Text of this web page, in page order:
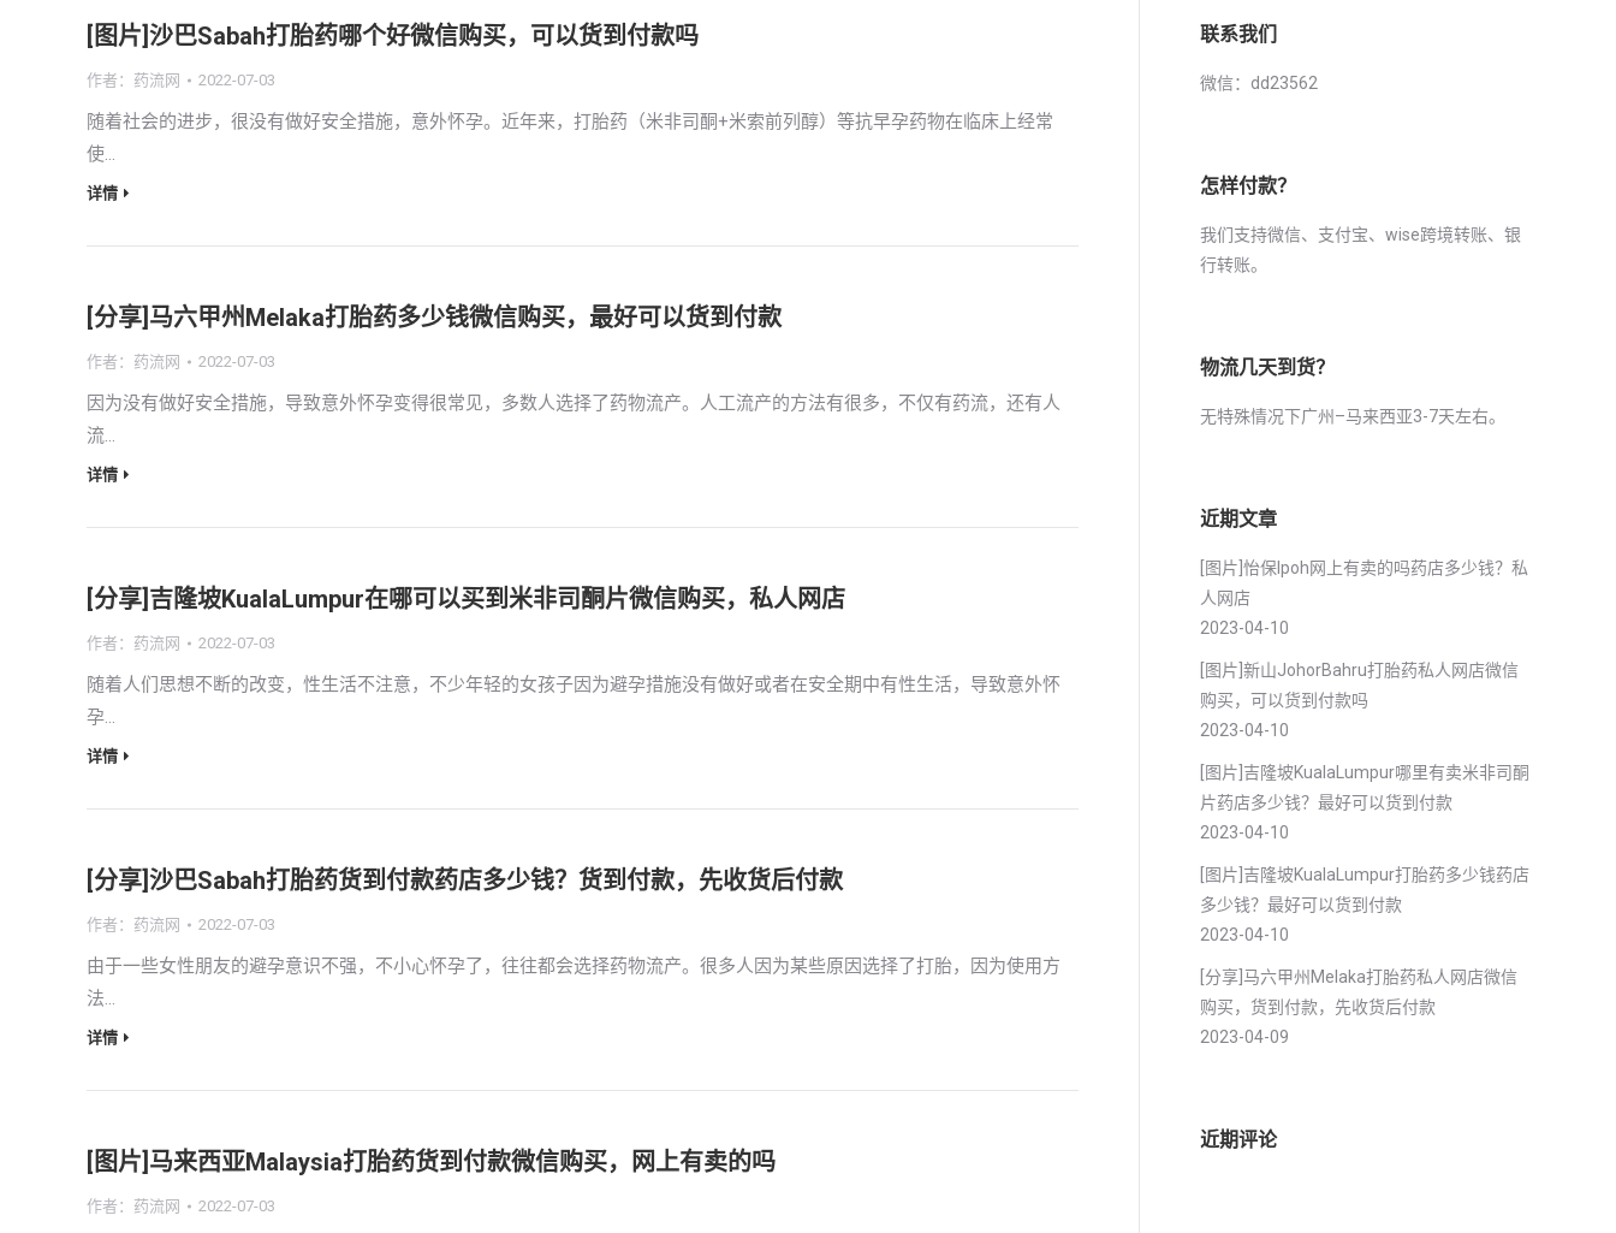
[图片]沙巴Sabah打胎药哪个好微信购买，可以货到付款吗
作者： 药流网 2022-07-03
随着社会的进步，很没有做好安全措施，意外怀孕。近年来，打胎药（米非司酮+米索前列醇）等抗早孕药物在临床上经常
使…
详情
[分享]马六甲州Melaka打胎药多少钱微信购买，最好可以货到付款
作者： 药流网 2022-07-03
因为没有做好安全措施，导致意外怀孕变得很常见，多数人选择了药物流产。人工流产的方法有很多，不仅有药流，还有人
流…
详情
[分享]吉隆坡KualaLumpur在哪可以买到米非司酮片微信购买，私人网店
作者： 药流网 2022-07-03
随着人们思想不断的改变，性生活不注意，不少年轻的女孩子因为避孕措施没有做好或者在安全期中有性生活，导致意外怀
孕…
详情
[分享]沙巴Sabah打胎药货到付款药店多少钱？货到付款，先收货后付款
作者： 药流网 2022-07-03
由于一些女性朋友的避孕意识不强，不小心怀孕了，往往都会选择药物流产。很多人因为某些原因选择了打胎，因为使用方
法…
详情
[图片]马来西亚Malaysia打胎药货到付款微信购买，网上有卖的吗
作者： 药流网 2022-07-03
联系我们
微信：dd23562
怎样付款？
我们支持微信、支付宝、wise跨境转账、银
行转账。
物流几天到货？
无特殊情况下广州–马来西亚3-7天左右。
近期文章
[图片]怡保lpoh网上有卖的吗药店多少钱？私
人网店
2023-04-10
[图片]新山JohorBahru打胎药私人网店微信
购买，可以货到付款吗
2023-04-10
[图片]吉隆坡KualaLumpur哪里有卖米非司酮
片药店多少钱？最好可以货到付款
2023-04-10
[图片]吉隆坡KualaLumpur打胎药多少钱药店
多少钱？最好可以货到付款
2023-04-10
[分享]马六甲州Melaka打胎药私人网店微信
购买，货到付款，先收货后付款
2023-04-09
近期评论